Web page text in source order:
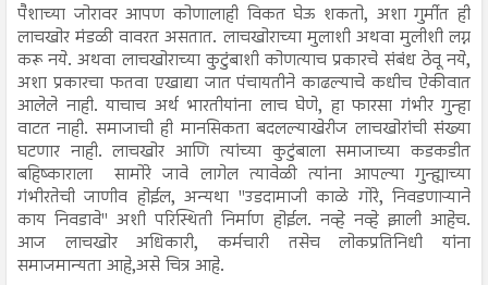
पैशाच्या जोरावर आपण कोणालाही विकत घेऊ शकतो, अशा गुर्मीत ही
लाचखोर मंडळी वावरत असतात. लाचखोराच्या मुलाशी अथवा मुलीशी लग्न
करू नये. अथवा लाचखोराच्या कुटुंबाशी कोणत्याच प्रकारचे संबंध ठेवू नये,
अशा प्रकारचा फतवा एखाद्या जात पंचायतीने काढल्याचे कधीच ऐकीवात
आलेले नाही. याचाच अर्थ भारतीयांना लाच घेणे, हा फारसा गंभीर गुन्हा
वाटत नाही. समाजाची ही मानसिकता बदलल्याखेरीज लाचखोरांची संख्या
घटणार नाही. लाचखोर आणि त्यांच्या कुटुंबाला समाजाच्या कडकडीत
बहिष्काराला सामोरे जावे लागेल त्यावेळी त्यांना आपल्या गुन्ह्याच्या
गंभीरतेची जाणीव होईल, अन्यथा "उडदामाजी काळे गोरे, निवडणाऱ्याने
काय निवडावे" अशी परिस्थिती निर्माण होईल. नव्हे नव्हे झाली आहेच.
आज लाचखोर अधिकारी, कर्मचारी तसेच लोकप्रतिनिधी यांना
समाजमान्यता आहे,असे चित्र आहे.